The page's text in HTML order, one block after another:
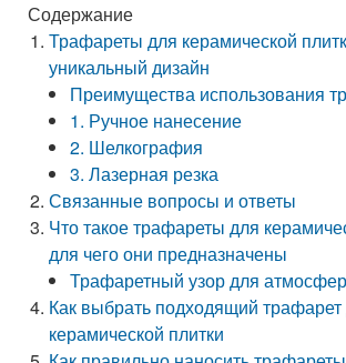
Содержание
Трафареты для керамической
уникальный дизайн
Преимущества использования
1. Ручное нанесение
2. Шелкография
3. Лазерная резка
Связанные вопросы и ответы
Что такое трафареты для
для чего они предназначены
Трафаретный узор для
Как выбрать подходящий трафарет
керамической плитки